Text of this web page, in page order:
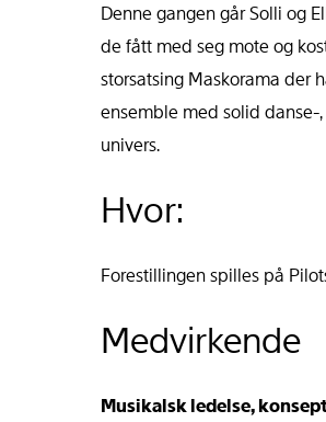
Denne gangen går Solli og
de fått med seg mote og
storsatsing Maskorama der
ensemble med solid
univers.
Hvor:
Forestillingen spilles på
Medvirkende
Musikalsk ledelse,